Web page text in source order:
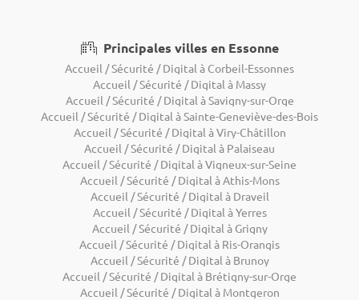
Principales villes en Essonne
Accueil / Sécurité / Digital à Corbeil-Essonnes
Accueil / Sécurité / Digital à Massy
Accueil / Sécurité / Digital à Savigny-sur-Orge
Accueil / Sécurité / Digital à Sainte-Geneviève-des-Bois
Accueil / Sécurité / Digital à Viry-Châtillon
Accueil / Sécurité / Digital à Palaiseau
Accueil / Sécurité / Digital à Vigneux-sur-Seine
Accueil / Sécurité / Digital à Athis-Mons
Accueil / Sécurité / Digital à Draveil
Accueil / Sécurité / Digital à Yerres
Accueil / Sécurité / Digital à Grigny
Accueil / Sécurité / Digital à Ris-Orangis
Accueil / Sécurité / Digital à Brunoy
Accueil / Sécurité / Digital à Brétigny-sur-Orge
Accueil / Sécurité / Digital à Montgeron